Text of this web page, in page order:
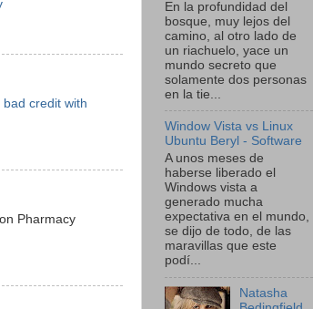
credit with
Pharmacy
En la profundidad del
bosque, muy lejos del
camino, al otro lado de
un riachuelo, yace un
mundo secreto que
solamente dos personas
en la tie...
Window Vista vs Linux
Ubuntu Beryl - Software
A unos meses de
haberse liberado el
Windows vista a
generado mucha
expectativa en el mundo,
se dijo de todo, de las
maravillas que este
podí...
Natasha